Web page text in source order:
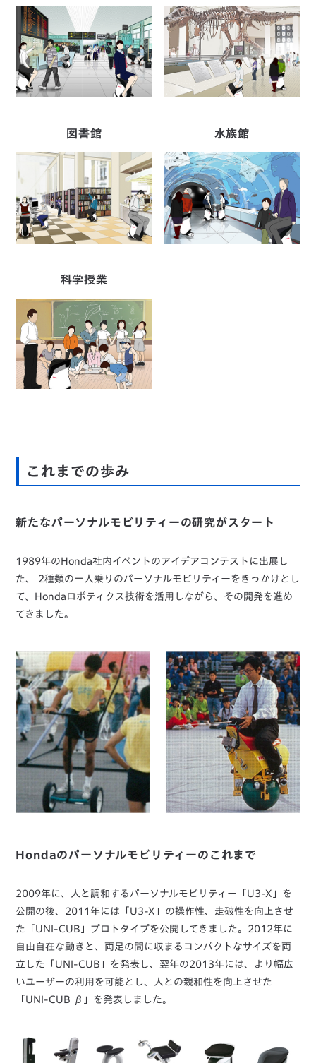
図書館 水族館
科学授業
これまでの歩み
新たなパーソナルモビリティーの研究がスタート
1989年のHonda社内イベントのアイデアコンテストに出展し
た、 2種類の一人乗りのパーソナルモビリティーをきっかけとし
て、Hondaロボティクス技術を活用しながら、その開発を進め
てきました。
Hondaのパーソナルモビリティーのこれまで
2009年に、人と調和するパーソナルモビリティー「U3-X」を
公開の後、2011年には「U3-X」の操作性、走破性を向上させ
た「UNI-CUB」プロトタイプを公開してきました。2012年に
自由自在な動きと、両足の間に収まるコンパクトなサイズを両
立した「UNI-CUB」を発表し、翌年の2013年には、より幅広
いユーザーの利用を可能とし、人との親和性を向上させた
「UNI-CUB β」を発表しました。